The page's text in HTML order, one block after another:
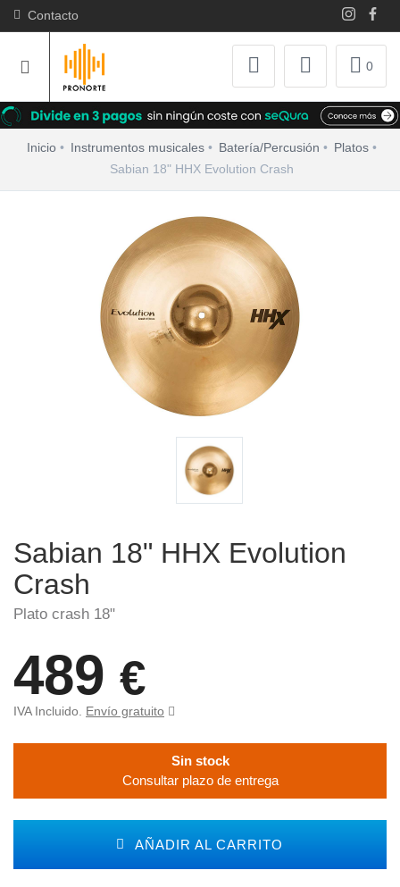
Contacto
0
Inicio Instrumentos musicales Batería/Percusión
Platos
Sabian 18" HHX Evolution Crash
Sabian 18" HHX Evolution
Crash
Plato crash 18"
489 €
IVA Incluido. Envío gratuito
Sin stock
Consultar plazo de entrega
AÑADIR AL CARRITO